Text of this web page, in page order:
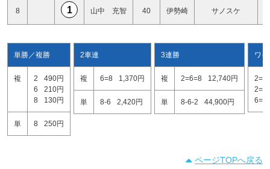
8 1 山中 充智 40 伊勢崎 サノスケ
単勝／複勝
複 2
490円
6
210円
8
130円
単 8 250円
2車連
複 6=8 1,370円
単 8-6 2,420円
3連勝
複 2=6=8 12,740円
単 8-6-2 44,900円
ワ
2=6
2=8
6=8
ページTOPへ戻る